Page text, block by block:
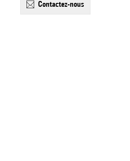
contactez-nous